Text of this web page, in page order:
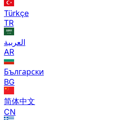
Türkçe
TR
العربية
AR
Български
BG
简体中文
CN